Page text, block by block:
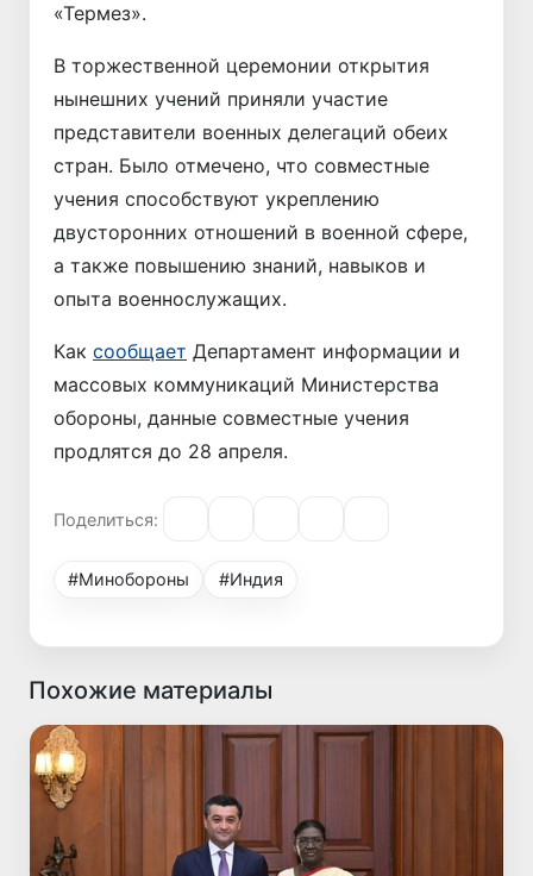
«Термез».
В торжественной церемонии открытия
нынешних учений приняли участие
представители военных делегаций обеих
стран. Было отмечено, что совместные
учения способствуют укреплению
двусторонних отношений в военной сфере,
а также повышению знаний, навыков и
опыта военнослужащих.
Как сообщает Департамент информации и
массовых коммуникаций Министерства
обороны, данные совместные учения
продлятся до 28 апреля.
Поделиться:
#Минобороны #Индия
Похожие материалы